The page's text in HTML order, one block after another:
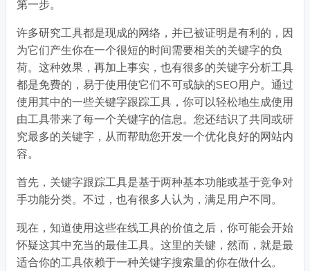
第一步。
许多研究工具都是现成的网络，并已被证明是有利的，因
为它们产生你在一个很短的时间需要相关的关键字的负
荷。这种效果，再加上事实，也有很多的关键字分析工具
都是免费的，易于使用使它们不可或缺的SEO用户。通过
使用其中的一些关键字跟踪工具，你可以轻松地生成使用
由工具带来了每一个关键字的信息。您还结识了共同或研
究最多的关键字，从而帮助您开发一个优化良好的网站内
容。
首先，关键字跟踪工具是基于两种基本功能或基于竞争对
手功能分类。不过，也有很多人认为，满足用户不同。
现在，知道使用这些在线工具的价值之后，你可能会开始
怀疑这其中充当的最佳工具。这里的关键，然而，就是最
适合你的工具依赖于一种关键字搜索量的你在做什么。